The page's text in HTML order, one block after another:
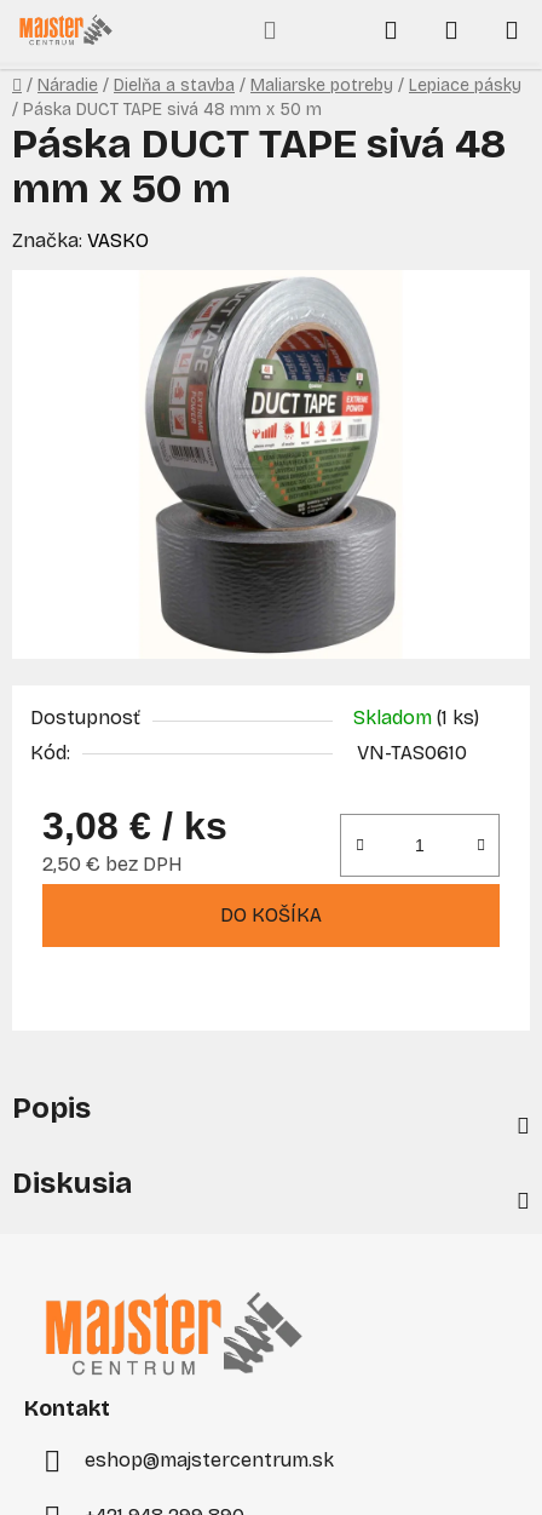
Prejsť
na
obsah
Hľadať
KOŠÍK
Domov
/ Náradie / Dielňa a stavba / Maliarske potreby / Lepiace pásky
/ Páska DUCT TAPE sivá 48 mm x 50 m
Dostupnosť Skladom (1 ks)
Kód:
VN-TAS0610
3,08 € / ks
2,50 € bez DPH
DO KOŠÍKA
Páska DUCT TAPE sivá 48
mm x 50 m
Značka: VASKO
Popis
Diskusia
Kontakt
eshop@majstercentrum.sk